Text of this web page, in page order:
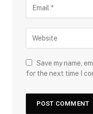
Save my name,
for the next time I